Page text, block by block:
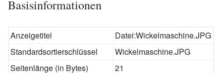
Basisinformationen
Anzeigetitel
Datei:Wickelmaschine.JPG
Standardsortierschlüssel
Wickelmaschine.JPG
Seitenlänge (in Bytes)
21